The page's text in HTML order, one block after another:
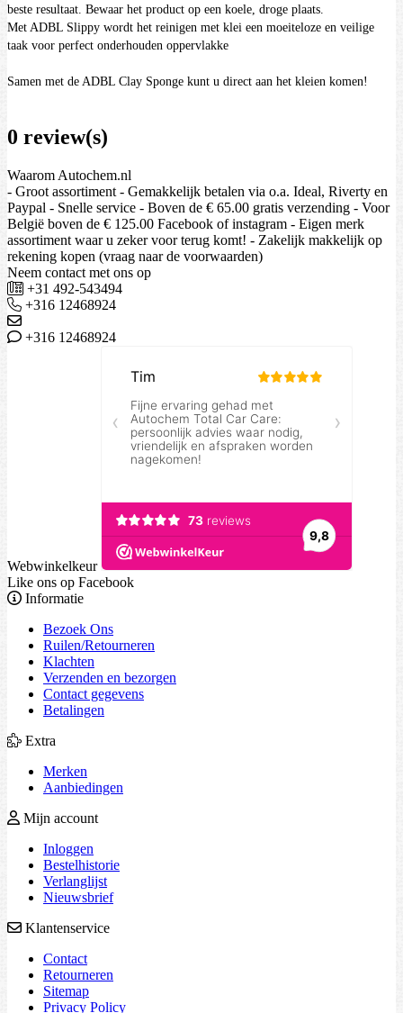
beste resultaat. Bewaar het product op een koele, droge plaats.
Met ADBL Slippy wordt het reinigen met klei een moeiteloze en veilige
taak voor perfect onderhouden oppervlakke
Samen met de ADBL Clay Sponge kunt u direct aan het kleien komen!
0 review(s)
Waarom Autochem.nl
- Groot assortiment - Gemakkelijk betalen via o.a. Ideal, Riverty en
Paypal - Snelle service - Boven de € 65.00 gratis verzending - Voor
België boven de € 125.00 Facebook of instagram - Eigen merk
assortiment waar u zeker voor terug komt! - Zakelijk makkelijk op
rekening kopen (vraag naar de voorwaarden)
Neem contact met ons op
+31 492-543494
+316 12468924
+316 12468924
Webwinkelkeur
Like ons op Facebook
Informatie
Bezoek Ons
Ruilen/Retourneren
Klachten
Verzenden en bezorgen
Contact gegevens
Betalingen
Extra
Merken
Aanbiedingen
Mijn account
Inloggen
Bestelhistorie
Verlanglijst
Nieuwsbrief
Klantenservice
Contact
Retourneren
Sitemap
Privacy Policy